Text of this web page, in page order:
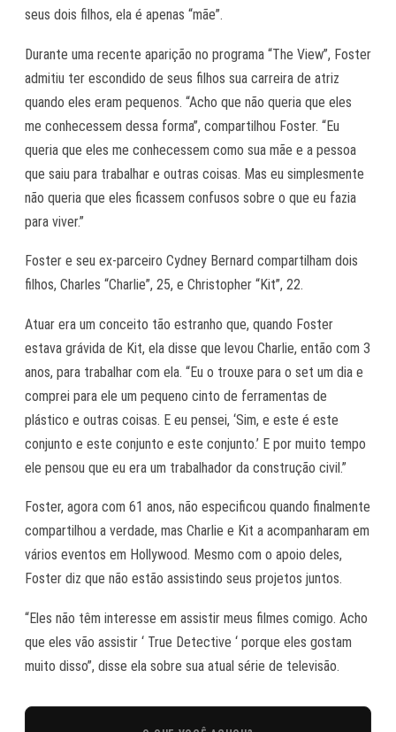
seus dois filhos, ela é apenas “mãe”.
Durante uma recente aparição no programa “The View”, Foster
admitiu ter escondido de seus filhos sua carreira de atriz
quando eles eram pequenos. “Acho que não queria que eles
me conhecessem dessa forma”, compartilhou Foster. “Eu
queria que eles me conhecessem como sua mãe e a pessoa
que saiu para trabalhar e outras coisas. Mas eu simplesmente
não queria que eles ficassem confusos sobre o que eu fazia
para viver.”
Foster e seu ex-parceiro Cydney Bernard compartilham dois
filhos, Charles “Charlie”, 25, e Christopher “Kit”, 22.
Atuar era um conceito tão estranho que, quando Foster
estava grávida de Kit, ela disse que levou Charlie, então com 3
anos, para trabalhar com ela. “Eu o trouxe para o set um dia e
comprei para ele um pequeno cinto de ferramentas de
plástico e outras coisas. E eu pensei, ‘Sim, e este é este
conjunto e este conjunto e este conjunto.’ E por muito tempo
ele pensou que eu era um trabalhador da construção civil.”
Foster, agora com 61 anos, não especificou quando finalmente
compartilhou a verdade, mas Charlie e Kit a acompanharam em
vários eventos em Hollywood. Mesmo com o apoio deles,
Foster diz que não estão assistindo seus projetos juntos.
“Eles não têm interesse em assistir meus filmes comigo. Acho
que eles vão assistir ‘ True Detective ‘ porque eles gostam
muito disso”, disse ela sobre sua atual série de televisão.